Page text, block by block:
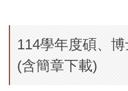
114學年度碩、
(含簡章下載)